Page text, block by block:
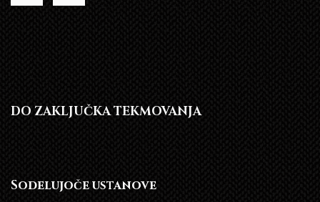
DO ZAKLJUČKA TEKMOVANJA
Sodelujoče ustanove